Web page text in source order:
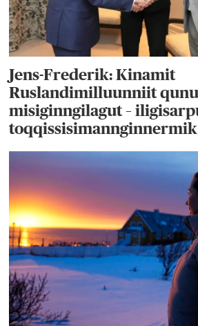
Jens-Frederik: Kinamit
Ruslandimilluunniit
misiginngilagut –